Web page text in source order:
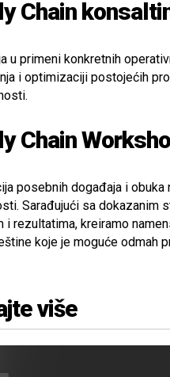
Chain
u primeni konkretnih
i optimizaciji postojećih
Chain
posebnih događaja i
Sarađujući sa dokazanim
i rezultatima, kreiramo
koje je moguće odmah
više